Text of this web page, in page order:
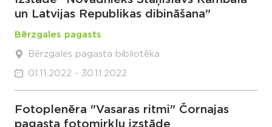
un Latvijas Republikas dibināšana"
Bērzgales pagasts
Bērzgales pagasta bibliotēka
01.11.2022 - 30.11.2022
Fotoplenēra "Vasaras ritmi" Čornajas
pagasta fotomirkļu izstāde